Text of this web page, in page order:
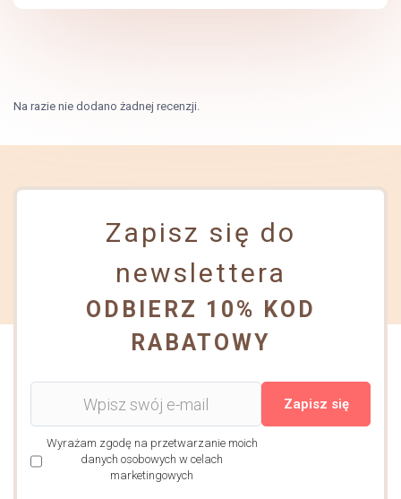
Na razie nie dodano żadnej recenzji.
Zapisz się do
newslettera
ODBIERZ 10% KOD
RABATOWY
Wyrażam zgodę na przetwarzanie moich
danych osobowych w celach
marketingowych
Zapisz się